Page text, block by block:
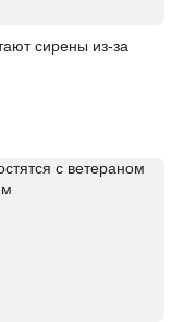
сирены из-за